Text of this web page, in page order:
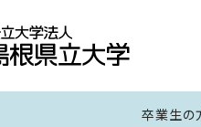
卒業生の